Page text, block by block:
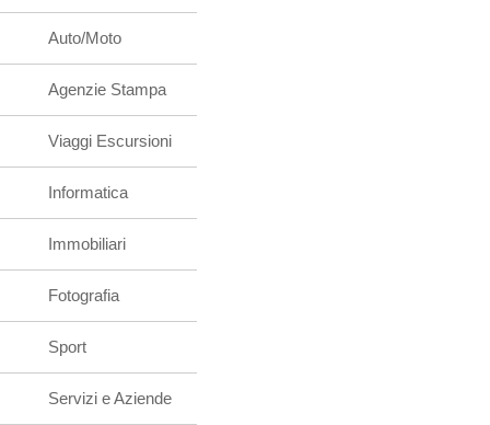
Auto/Moto
Agenzie Stampa
Viaggi Escursioni
Informatica
Immobiliari
Fotografia
Sport
Servizi e Aziende